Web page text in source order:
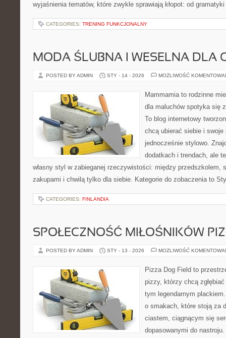
wyjaśnienia tematów, które zwykle sprawiają kłopot: od
CATEGORIES: TRENING FUNKCJONALNY
MODA ŚLUBNA I WESELNA DLA
POSTED BY ADMIN STY - 14 - 2026 MOŻLIWOŚĆ
Mammamia to rodzinne
dla maluchów spotyka się
To blog internetowy
chcą ubierać siebie i
jednocześnie stylowo.
dodatkach i trendach, ale
własny styl w zabieganej rzeczywistości: między przedszkolem,
zakupami i chwilą tylko dla siebie. Kategorie do zobaczenia to
CATEGORIES: FINLANDIA
SPOŁECZNOŚĆ MIŁOŚNIKÓW
POSTED BY ADMIN STY - 13 - 2026 MOŻLIWOŚĆ
Pizza Dog Field to
pizzy, którzy chcą
tym legendarnym
o smakach, które stoją za
ciastem, ciągnącym się
dopasowanymi do